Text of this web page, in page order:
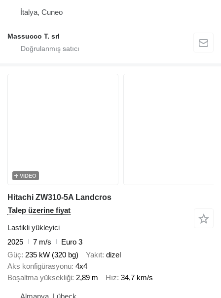
İtalya, Cuneo
Massucco T. srl
VIDEO
Hitachi ZW310-5A Landcros
Talep üzerine fiyat
Lastikli yükleyici
2025
7 m/s
Euro 3
Güç 235 kW (320 bg) Yakıt dizel
Aks konfigürasyonu 4x4
Boşaltma yüksekliği 2,89 m Hız 34,7 km/s
Almanya, Lübeck